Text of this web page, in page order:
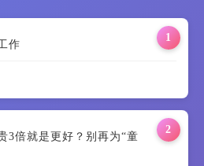
1
作
2
3倍就是更好？别再为“童